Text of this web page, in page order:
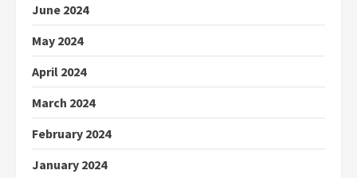
June 2024
May 2024
April 2024
March 2024
February 2024
January 2024